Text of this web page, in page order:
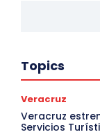
Topics
Veracruz
Veracruz
Servicios